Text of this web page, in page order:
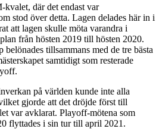
där det endast var
stod över detta. Lagen delades här in i
att lagen skulle möta varandra i
från hösten 2019 till hösten 2020.
belönades tillsammans med de tre bästa
samtidigt som resterade
på världen kunde inte alla
gjorde att det dröjde först till
var avklarat. Playoff-mötena som
flyttades i sin tur till april 2021.